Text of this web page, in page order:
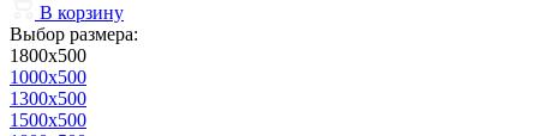
В корзину
Выбор размера:
1800x500
1000x500
1300x500
1500x500